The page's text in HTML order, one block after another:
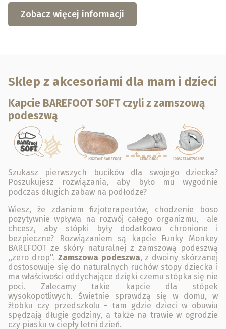
Zobacz więcej informacji
Sklep z akcesoriami dla mam i dzieci
Kapcie BAREFOOT SOFT czyli z zamszową
podeszwą
Szukasz pierwszych bucików dla swojego dziecka?
Poszukujesz rozwiązania, aby było mu wygodnie
podczas długich zabaw na podłodze?
Wiesz, że zdaniem fizjoterapeutów, chodzenie boso
pozytywnie wpływa na rozwój całego organizmu, ale
chcesz, aby stópki były dodatkowo chronione i
bezpieczne? Rozwiązaniem są kapcie Funky Monkey
BAREFOOT ze skóry naturalnej z zamszową podeszwą
,,zero drop''. Zamszowa podeszwa, z dwoiny skórzanej
dostosowuje się do naturalnych ruchów stopy dziecka i
ma właściwości oddychające dzięki czemu stópka się nie
poci. Zalecamy takie kapcie dla stópek
wysokopotliwych. Świetnie sprawdzą się w domu, w
żłobku czy przedszkolu - tam gdzie dzieci w obuwiu
spędzają długie godziny, a także na trawie w ogrodzie
czy piasku w ciepły letni dzień.